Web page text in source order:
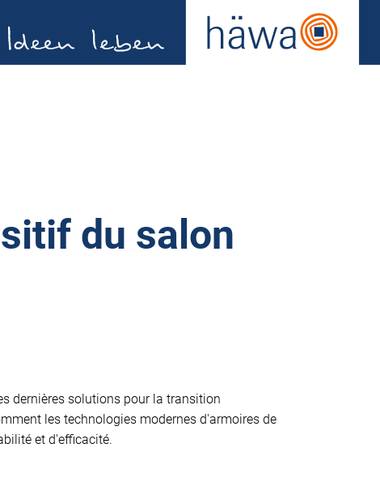
du salon
dernières solutions pour la transition
les technologies modernes d'armoires de
et d'efficacité.